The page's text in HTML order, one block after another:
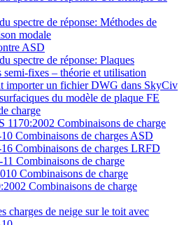
spectre de réponse: Méthodes de
modale
ASD
spectre de réponse: Plaques
semi-fixes – théorie et utilisation
importer un fichier DWG dans SkyCiv
du modèle de plaque FE
charge
1170:2002 Combinaisons de charge
Combinaisons de charges ASD
Combinaisons de charges LRFD
Combinaisons de charge
Combinaisons de charge
Combinaisons de charge
charges de neige sur le toit avec